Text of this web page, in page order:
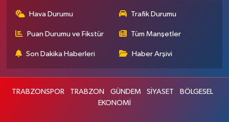
Hava Durumu Trafik Durumu
Puan Durumu ve Fikstür Tüm Manşetler
Son Dakika Haberleri Haber Arşivi
TRABZONSPOR TRABZON GÜNDEM SİYASET
BÖLGESEL
EKONOMİ